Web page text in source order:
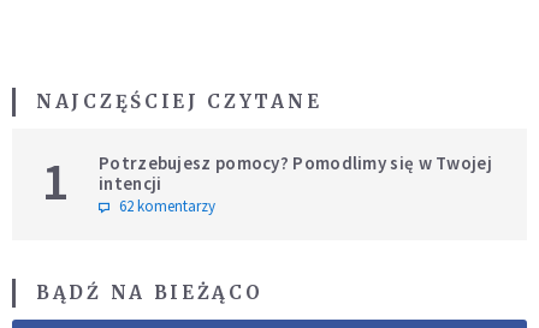
NAJCZĘŚCIEJ CZYTANE
1
Potrzebujesz pomocy? Pomodlimy się w Twojej
intencji
62 komentarzy
BĄDŹ NA BIEŻĄCO